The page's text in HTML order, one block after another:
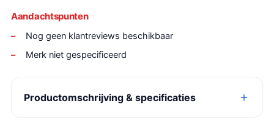
Aandachtspunten
Nog geen klantreviews beschikbaar
Merk niet gespecificeerd
Productomschrijving & specificaties